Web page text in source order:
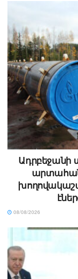
Ադրբեջանի
08/08/2026